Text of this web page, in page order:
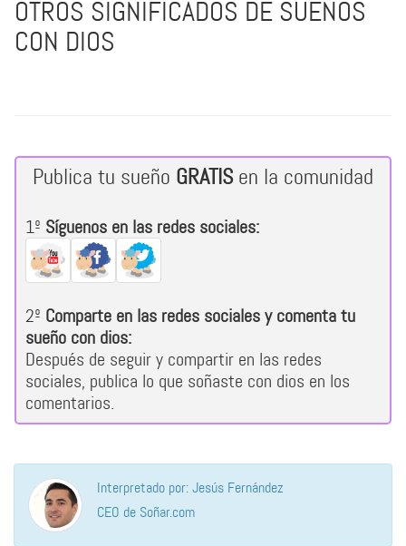
OTROS SIGNIFICADOS DE SUEÑOS
CON DIOS
Publica tu sueño GRATISen la comunidad
1º Síguenos en las redes sociales:
2º Comparte en las redes sociales y comenta tu
sueño con dios:
Después de seguir y compartir en las redes
sociales, publica lo que soñaste con dios en los
comentarios.
Interpretado por: Jesús Fernández
CEO de Soñar.com